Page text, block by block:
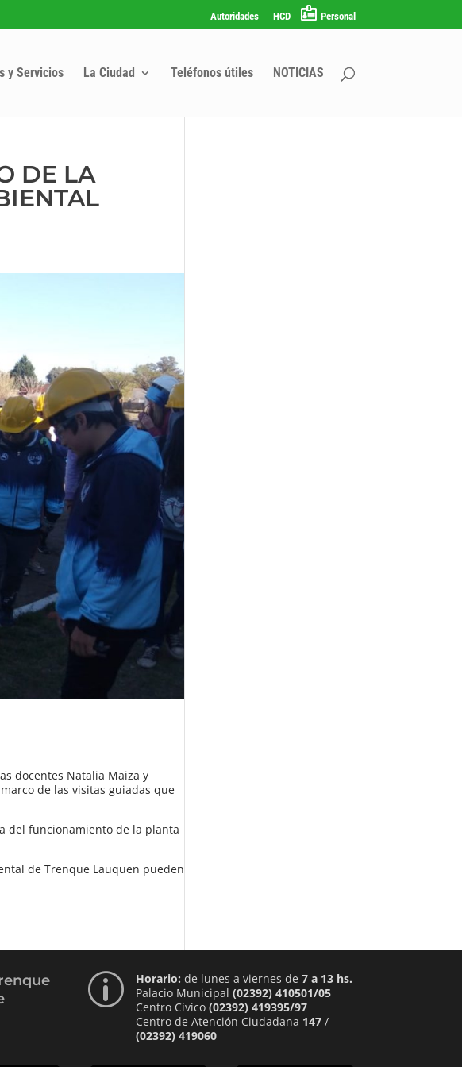
Autoridades HCD Personal
y Servicios La Ciudad Teléfonos útiles NOTICIAS
DE LA
docentes Natalia Maiza y
de las visitas guiadas que
del funcionamiento de la planta
de Trenque Lauquen pueden
p Horario: de lunes a viernes de 7 a 13 hs.
Palacio Municipal (02392) 410501/05
Centro Cívico (02392) 419395/97
Centro de Atención Ciudadana 147/
(02392) 419060